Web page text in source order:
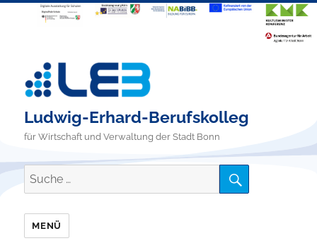
Ludwig-Erhard-Berufskolleg
für Wirtschaft und Verwaltung der Stadt Bonn
Suche
nach:
SUCHE
MENÜ